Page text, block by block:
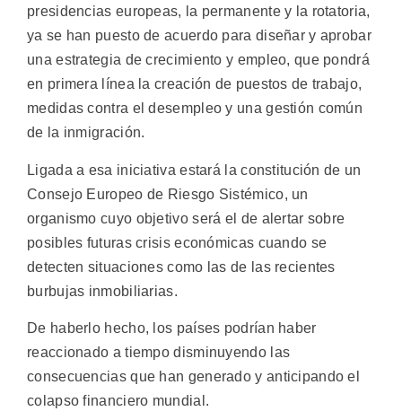
presidencias europeas, la permanente y la rotatoria,
ya se han puesto de acuerdo para diseñar y aprobar
una estrategia de crecimiento y empleo, que pondrá
en primera línea la creación de puestos de trabajo,
medidas contra el desempleo y una gestión común
de la inmigración.
Ligada a esa iniciativa estará la constitución de un
Consejo Europeo de Riesgo Sistémico, un
organismo cuyo objetivo será el de alertar sobre
posibles futuras crisis económicas cuando se
detecten situaciones como las de las recientes
burbujas inmobiliarias.
De haberlo hecho, los países podrían haber
reaccionado a tiempo disminuyendo las
consecuencias que han generado y anticipando el
colapso financiero mundial.